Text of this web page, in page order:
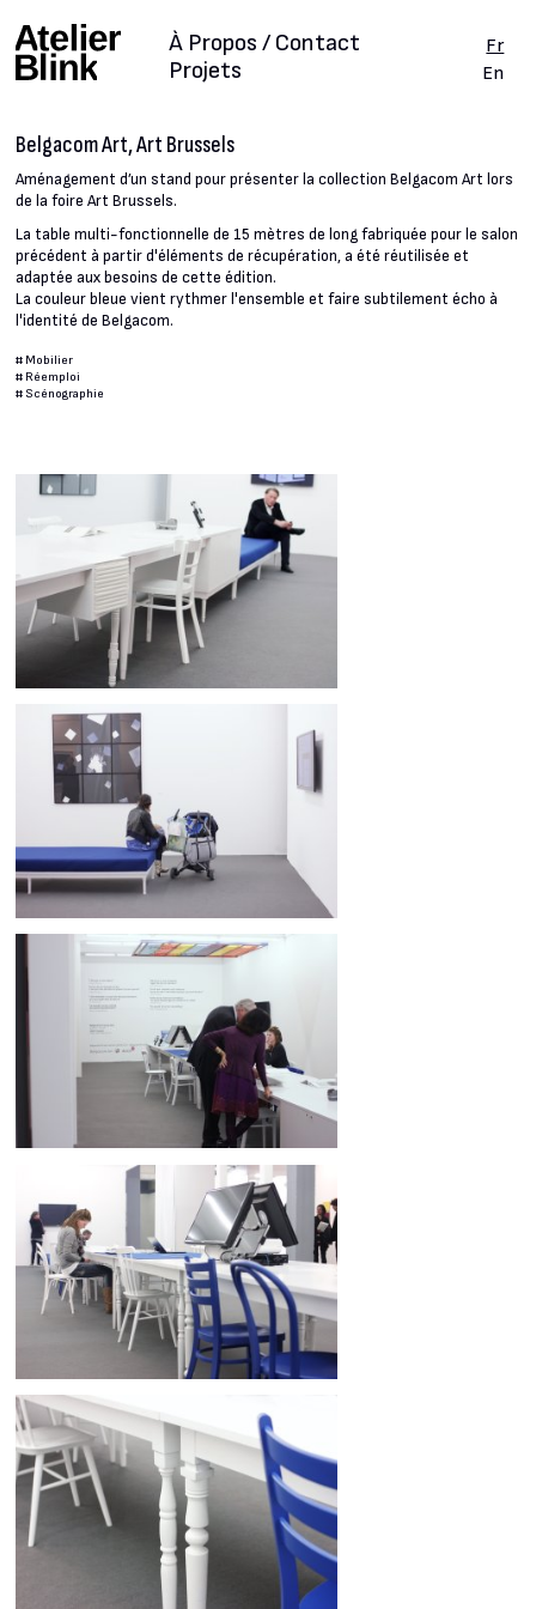
Projets
À Propos / Contact
Fr
En
Belgacom Art, Art Brussels
Aménagement d’un stand pour présenter la collection Belgacom Art lors
de la foire Art Brussels.
La table multi-fonctionnelle de 15 mètres de long fabriquée pour le salon
précédent à partir d'éléments de récupération, a été réutilisée et
adaptée aux besoins de cette édition.
La couleur bleue vient rythmer l'ensemble et faire subtilement écho à
l'identité de Belgacom.
# Mobilier
# Réemploi
# Scénographie